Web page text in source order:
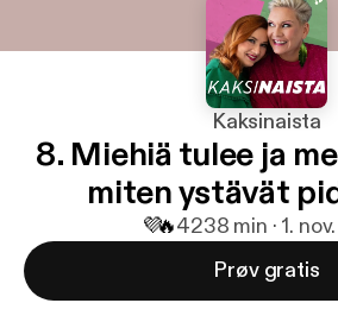
Kaksinaista
8. Miehiä tulee ja
miten ystävät
💜🔥4238 min · 1.
Prøv gratis